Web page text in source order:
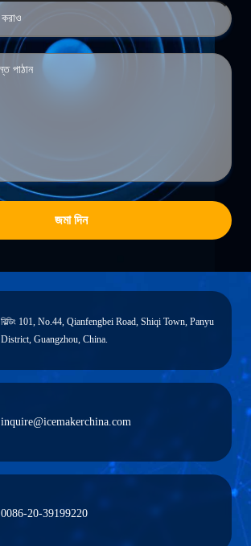
জমা দিন
বিল্ডিং 101, No.44, Qianfengbei Road, Shiqi Town, Panyu
District, Guangzhou, China.
inquire@icemakerchina.com
0086-20-39199220